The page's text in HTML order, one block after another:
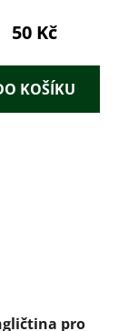
50 Kč
KOŠÍKU
pro